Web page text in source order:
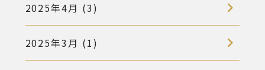
2025年4月 (3)
2025年3月 (1)